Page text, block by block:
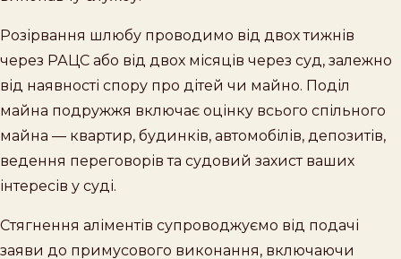
Розірвання шлюбу проводимо від двох тижнів
через РАЦС або від двох місяців через суд, залежно
від наявності спору про дітей чи майно. Поділ
майна подружжя включає оцінку всього спільного
майна — квартир, будинків, автомобілів, депозитів,
ведення переговорів та судовий захист ваших
інтересів у суді.
Стягнення аліментів супроводжуємо від подачі
заяви до примусового виконання, включаючи